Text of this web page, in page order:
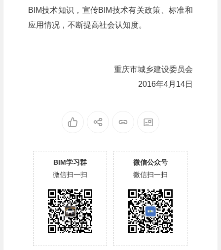
BIM技术知识，宣传BIM技术有关政策、标准和
应用情况，不断提高社会认知度。
重庆市城乡建设委员会
2016年4月14日
BIM学习群
微信扫一扫
微信公众号
微信扫一扫